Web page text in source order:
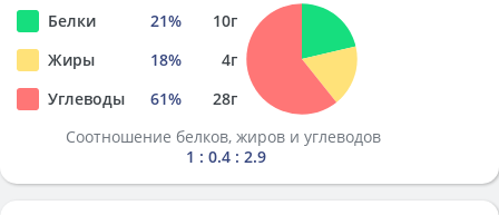
Белки 21% 10г
Жиры
18% 4г
Углеводы
61% 28г
Соотношение белков, жиров и углеводов
1 : 0.4 : 2.9